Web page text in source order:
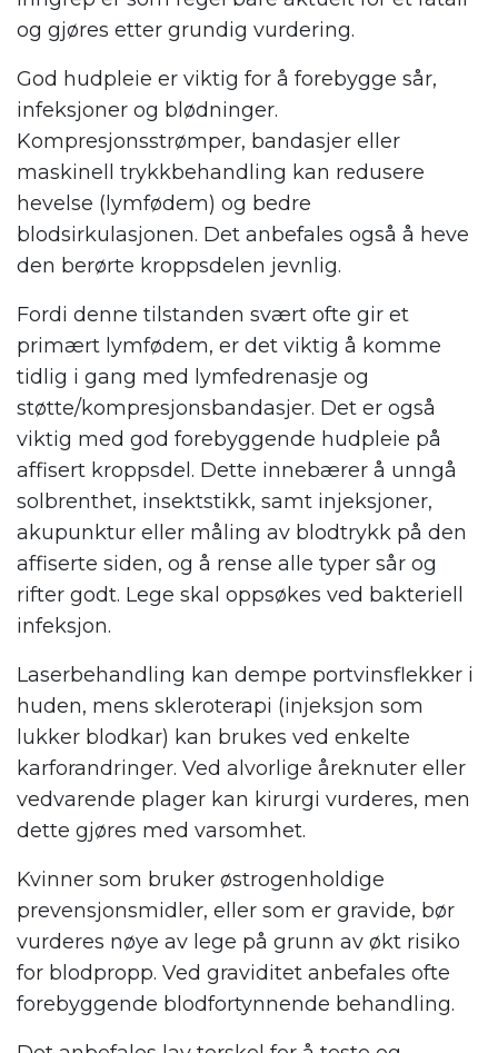
og gjøres etter grundig vurdering.
God hudpleie er viktig for å forebygge sår,
infeksjoner og blødninger.
Kompresjonsstrømper, bandasjer eller
maskinell trykkbehandling kan redusere
hevelse (lymfødem) og bedre
blodsirkulasjonen. Det anbefales også å heve
den berørte kroppsdelen jevnlig.
Fordi denne tilstanden svært ofte gir et
primært lymfødem, er det viktig å komme
tidlig i gang med lymfedrenasje og
støtte/kompresjonsbandasjer. Det er også
viktig med god forebyggende hudpleie på
affisert kroppsdel. Dette innebærer å unngå
solbrenthet, insektstikk, samt injeksjoner,
akupunktur eller måling av blodtrykk på den
affiserte siden, og å rense alle typer sår og
rifter godt. Lege skal oppsøkes ved bakteriell
infeksjon.
Laserbehandling kan dempe portvinsflekker i
huden, mens skleroterapi (injeksjon som
lukker blodkar) kan brukes ved enkelte
karforandringer. Ved alvorlige åreknuter eller
vedvarende plager kan kirurgi vurderes, men
dette gjøres med varsomhet.
Kvinner som bruker østrogenholdige
prevensjonsmidler, eller som er gravide, bør
vurderes nøye av lege på grunn av økt risiko
for blodpropp. Ved graviditet anbefales ofte
forebyggende blodfortynnende behandling.